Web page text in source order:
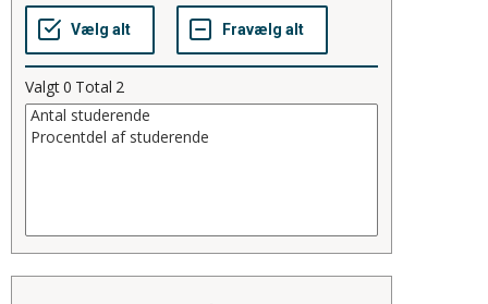
Valgt0 Total 2